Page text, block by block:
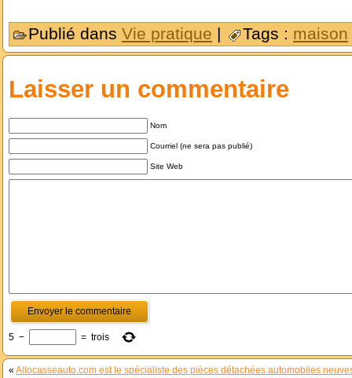
Publié dans Vie pratique | Tags : maison
Laisser un commentaire
Nom
Courriel (ne sera pas publié)
Site Web
5 − = trois
« Allocasseauto.com est le spécialiste des pièces détachées automobiles